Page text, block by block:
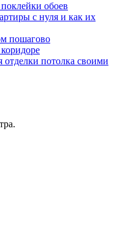
обоев
с нуля и как их
пошагово
потолка своими